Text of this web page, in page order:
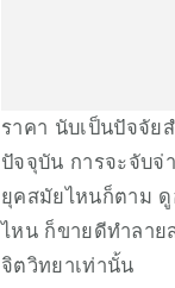
ราคา นับเป็นปัจจัย
ปัจจุบัน การจะจับจ่
ยุคสมัยไหนก็ตาม ดู
ไหน ก็ขายดีทำลาย
จิตวิทยาเท่านั้น